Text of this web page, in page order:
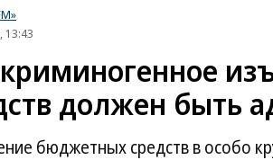
13:43
должен быть
бюджетных средств в особо